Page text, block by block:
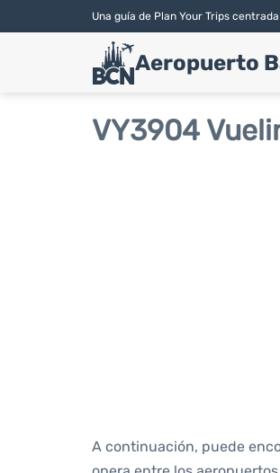
Una guía de Plan Your Trips
Aeropuerto
VY3904
A continuación, puede